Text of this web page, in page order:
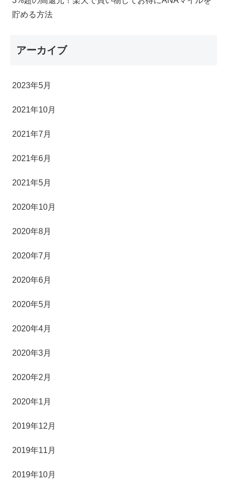
貯める方法
アーカイブ
2023年5月
2021年10月
2021年7月
2021年6月
2021年5月
2020年10月
2020年8月
2020年7月
2020年6月
2020年5月
2020年4月
2020年3月
2020年2月
2020年1月
2019年12月
2019年11月
2019年10月